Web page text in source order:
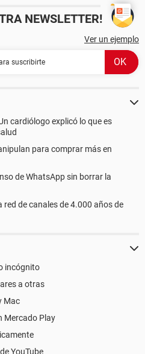
NEWSLETTER!
Ver un ejemplo
cardiólogo explicó lo que es
para comprar más en
de WhatsApp sin borrar la
de canales de 4.000 años de
incógnito
a otras
Mac
Mercado Play
YouTube